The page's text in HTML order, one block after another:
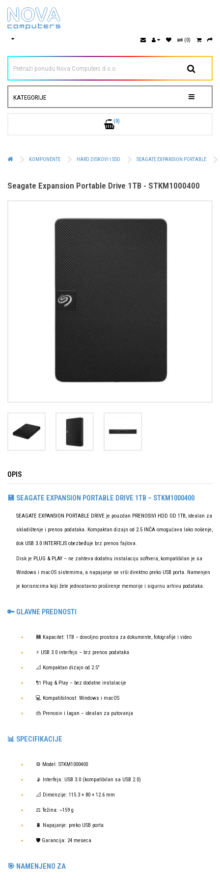
(0)
KATEGORIJE
(0)
KOMPONENTE HARD DISKOVI I SSD SEAGATE EXPANSION PORTABLE
Seagate Expansion Portable Drive 1TB - STKM1000400
OPIS
💾 SEAGATE EXPANSION PORTABLE DRIVE 1TB – STKM1000400
SEAGATE EXPANSION PORTABLE DRIVE je pouzdan PRENOSIVI HDD OD 1TB, idealan za
skladištenje i prenos podataka. Kompaktan dizajn od 2.5 INČA omogućava lako nošenje,
dok USB 3.0 INTERFEJS obezbeđuje brz prenos fajlova.
Disk je PLUG & PLAY – ne zahteva dodatnu instalaciju softvera, kompatibilan je sa
Windows i macOS sistemima, a napajanje se vrši direktno preko USB porta. Namenjen
je korisnicima koji žele jednostavno proširenje memorije i sigurnu arhivu podataka.
🔑 GLAVNE PREDNOSTI
💾 Kapacitet: 1TB – dovoljno prostora za dokumente, fotografije i video
⚡ USB 3.0 interfejs – brz prenos podataka
📐 Kompaktan dizajn od 2.5″
🔌 Plug & Play – bez dodatne instalacije
💻 Kompatibilnost: Windows i macOS
👜 Prenosiv i lagan – idealan za putovanja
📊 SPECIFIKACIJE
⚙️ Model: STKM1000400
📡 Interfejs: USB 3.0 (kompatibilan sa USB 2.0)
📐 Dimenzije: 115.3 × 80 × 12.6 mm
⚖️ Težina: ~159 g
🔋 Napajanje: preko USB porta
🛡️ Garancija: 24 meseca
🎯 NAMENJENO ZA